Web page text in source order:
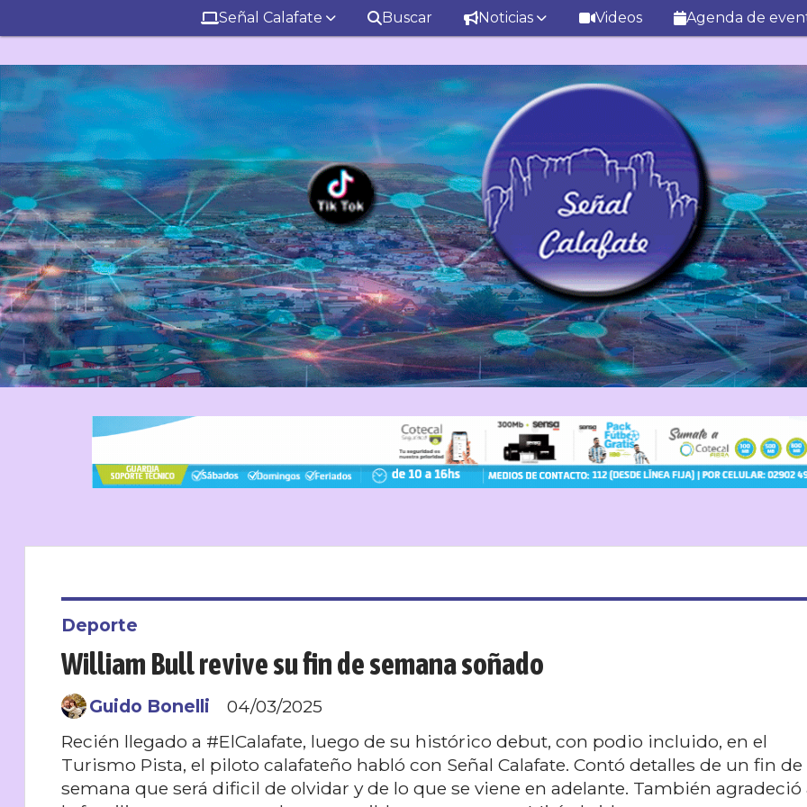
Señal Calafate Buscar Noticias Videos Agenda de
William Bull revive su fin de semana soñado
Recién llegado a #ElCalafate, luego de su histórico debut, con podio incluido, en el
Turismo Pista, el piloto calafateño habló con Señal Calafate. Contó detalles de un fin de
semana que será dificil de olvidar y de lo que se viene en adelante. También agradeció
Deporte
04/03/2025
Guido Bonelli